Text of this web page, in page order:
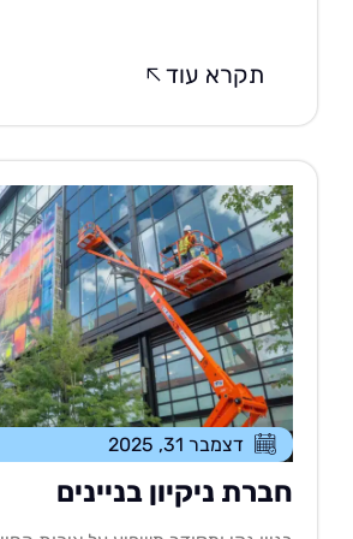
תקרא עוד
דצמבר 31, 2025
ניקיון בניינים